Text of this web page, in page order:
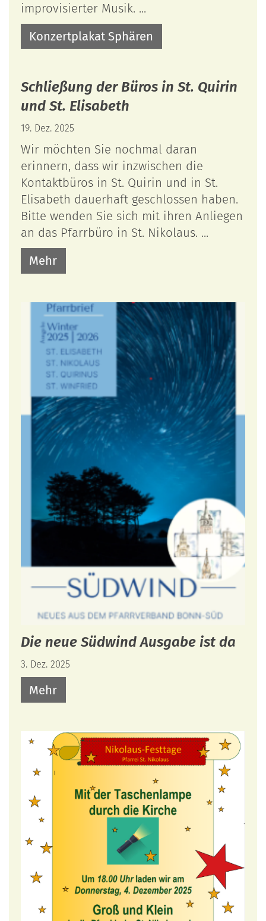
improvisierter Musik. ...
Konzertplakat Sphären
Schließung der Büros in St. Quirin
und St. Elisabeth
19. Dez. 2025
Wir möchten Sie nochmal daran
erinnern, dass wir inzwischen die
Kontaktbüros in St. Quirin und in St.
Elisabeth dauerhaft geschlossen haben.
Bitte wenden Sie sich mit ihren Anliegen
an das Pfarrbüro in St. Nikolaus. ...
Mehr
Die neue Südwind Ausgabe ist da
3. Dez. 2025
Mehr